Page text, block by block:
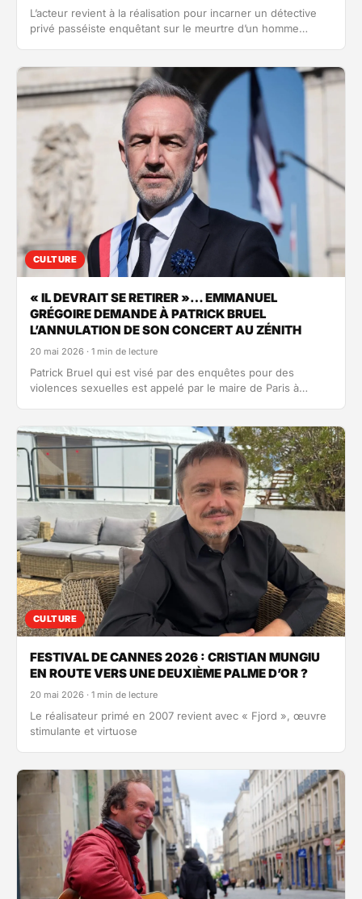
L’acteur revient à la réalisation pour incarner un détective
privé passéiste enquêtant sur le meurtre d’un homme
CULTURE
« IL DEVRAIT SE RETIRER »… EMMANUEL
GRÉGOIRE DEMANDE À PATRICK BRUEL
L’ANNULATION DE SON CONCERT AU ZÉNITH
20 mai 2026 · 1 min de lecture
Patrick Bruel qui est visé par des enquêtes pour des
violences sexuelles est appelé par le maire de Paris à…
CULTURE
FESTIVAL DE CANNES 2026 : CRISTIAN MUNGIU
EN ROUTE VERS UNE DEUXIÈME PALME D’OR ?
20 mai 2026 · 1 min de lecture
Le réalisateur primé en 2007 revient avec « Fjord », œuvre
stimulante et virtuose